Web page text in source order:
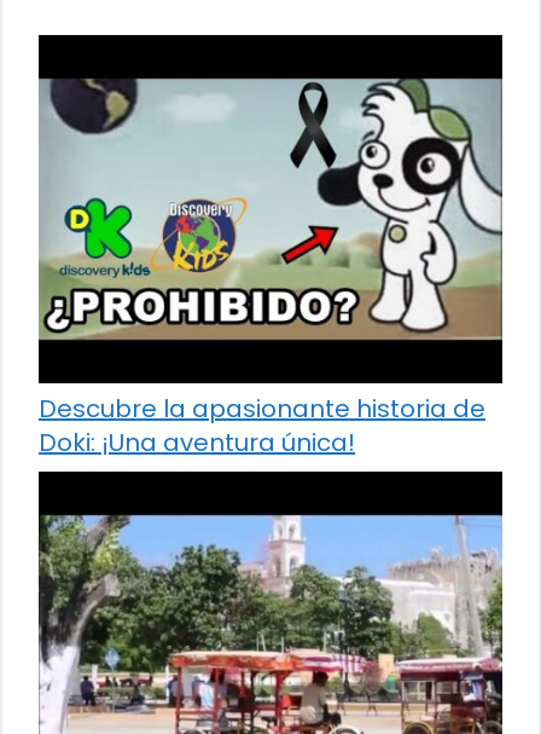
Descubre la apasionante historia de
Doki: ¡Una aventura única!